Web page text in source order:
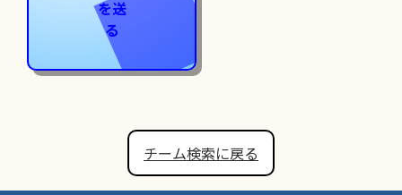
を送
る
チーム検索に戻る